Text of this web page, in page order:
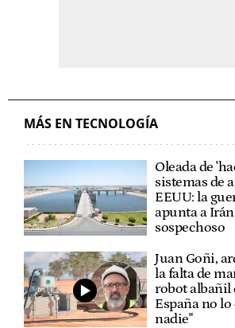
MÁS EN TECNOLOGÍA
Oleada de
sistemas de
EEUU: la
apunta a
sospechoso
Juan Goñi,
la falta de
robot albañil
España no
nadie"